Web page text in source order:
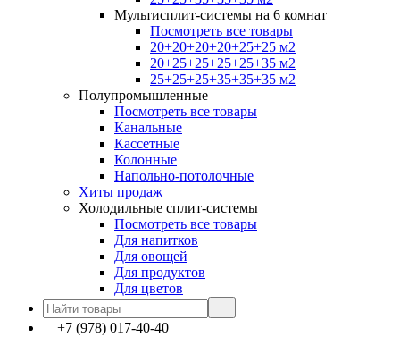
Мультисплит-системы на 6 комнат
Посмотреть все товары
20+20+20+20+25+25 м2
20+25+25+25+25+35 м2
25+25+25+35+35+35 м2
Полупромышленные
Посмотреть все товары
Канальные
Кассетные
Колонные
Напольно-потолочные
Хиты продаж
Холодильные сплит-системы
Посмотреть все товары
Для напитков
Для овощей
Для продуктов
Для цветов
+7 (978) 017-40-40